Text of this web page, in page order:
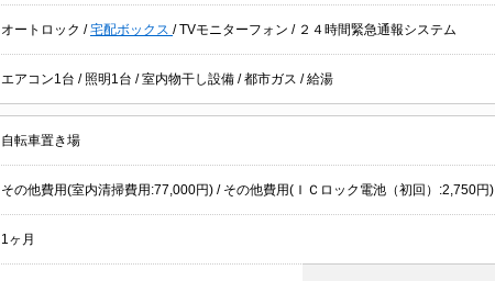
オートロック /宅配ボックス /TVモニターフォン / ２４時間緊急通報システム
エアコン1台 / 照明1台 /室内物干し設備 /都市ガス /給湯
自転車置き場
その他費用(室内清掃費用:77,000円) / その他費用(ＩＣロック電池（初回）:2,750円)
1ヶ月